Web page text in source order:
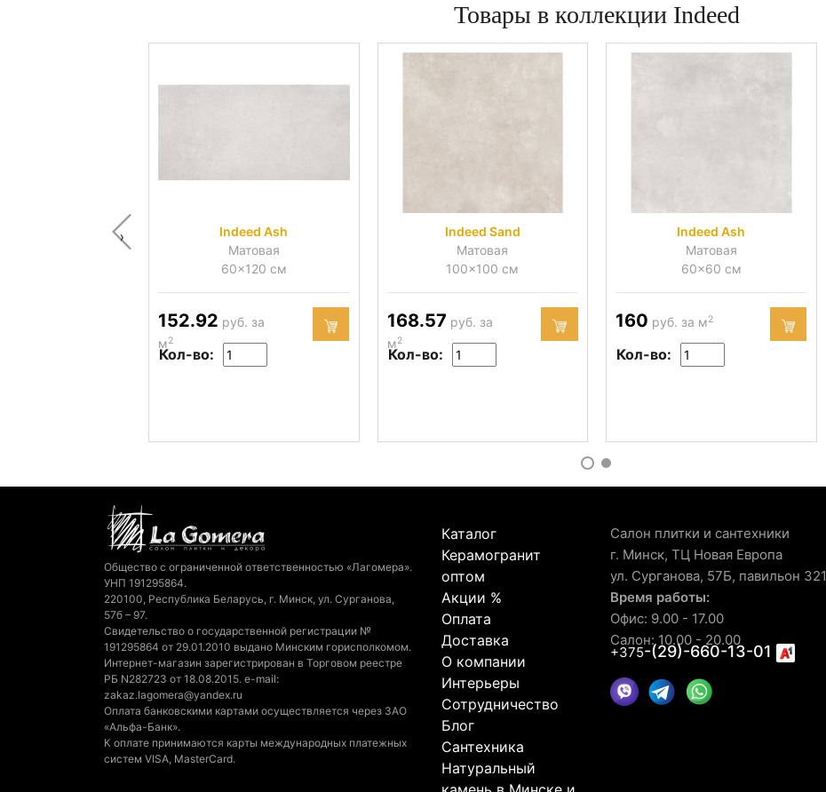
Товары в коллекции Indeed
Indeed Ash
Матовая
60x120 см
152.92 руб. за
м2
Кол-во:
Indeed Sand
Матовая
100x100 см
168.57 руб. за
м2
Кол-во:
Indeed Ash
Матовая
60x60 см
160 руб. за м2
Кол-во:
‹
Общество с ограниченной ответственностью «Лагомера».
УНП 191295864.
220100, Республика Беларусь, г. Минск, ул. Сурганова,
57б – 97.
Свидетельство о государственной регистрации №
191295864 от 29.01.2010 выдано Минским горисполкомом.
Интернет-магазин зарегистрирован в Торговом реестре
РБ N282723 от 18.08.2015. e-mail:
zakaz.lagomera@yandex.ru
Оплата банковскими картами осуществляется через ЗАО
«Альфа-Банк».
К оплате принимаются карты международных платежных
систем VISA, MasterCard.
Каталог
Керамогранит
оптом
Акции %
Оплата
Доставка
О компании
Интерьеры
Сотрудничество
Блог
Сантехника
Натуральный
Салон плитки и сантехники
г. Минск, ТЦ Новая Европа
ул. Сурганова, 57Б, павильон 321
Время работы:
Офис: 9.00 - 17.00
Салон: 10.00 - 20.00
+375-(29)-660-13-01